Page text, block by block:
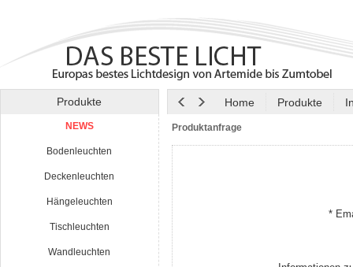
Produkte Home Produkte
NEWS
Bodenleuchten
Deckenleuchten
Hängeleuchten
Tischleuchten
Wandleuchten
Produktanfrage
*